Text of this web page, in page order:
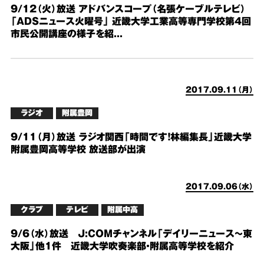
9/12（火）放送 アドバンスコープ（名張ケーブルテレビ）
「ADSニュース火曜号」 近畿大学工業高等専門学校第4回
市民公開講座の様子を紹...
2017.09.11（月）
ラジオ 附属豊岡
9/11（月）放送 ラジオ関西「時間です！林編集長」近畿大学
附属豊岡高等学校 放送部が出演
2017.09.06（水）
クラブ テレビ 附属中高
9/6（水）放送 J:COMチャンネル「デイリーニュース～東
大阪」他1件 近畿大学吹奏楽部・附属高等学校を紹介